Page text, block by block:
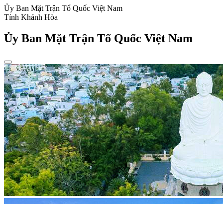
Ủy Ban Mặt Trận Tổ Quốc Việt Nam
Tỉnh Khánh Hòa
Ủy Ban Mặt Trận Tổ Quốc Việt Nam